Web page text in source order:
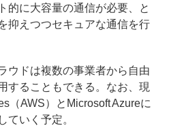
的に大容量の通信が必要、と
抑えつつセキュアな通信を行
ウドは複数の事業者から自由
することもできる。なお、現
（AWS）とMicrosoft Azureに
ていく予定。